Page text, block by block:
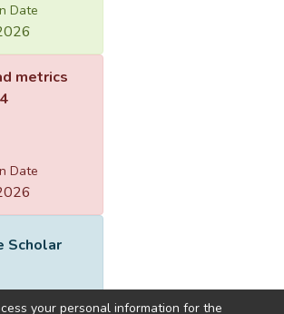
Date
metrics
4
Date
Scholar
your personal information for the